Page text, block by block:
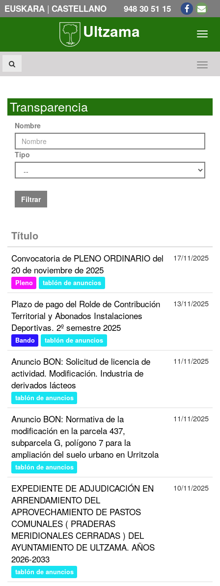
EUSKARA | CASTELLANO 948 30 51 15
Ultzama
Transparencia
Nombre
Tipo
Filtrar
Título
Convocatoria de PLENO ORDINARIO del
20 de noviembre de 2025
Pleno tablón de anuncios
17/11/2025
Plazo de pago del Rolde de Contribución
Territorial y Abonados Instalaciones
Deportivas. 2º semestre 2025
Bando tablón de anuncios
13/11/2025
Anuncio BON: Solicitud de licencia de
actividad. Modificación. Industria de
derivados lácteos
tablón de anuncios
11/11/2025
Anuncio BON: Normativa de la
modificación en la parcela 437,
subparcela G, polígono 7 para la
ampliación del suelo urbano en Urritzola
tablón de anuncios
11/11/2025
EXPEDIENTE DE ADJUDICACIÓN EN
ARRENDAMIENTO DEL
APROVECHAMIENTO DE PASTOS
COMUNALES ( PRADERAS
MERIDIONALES CERRADAS ) DEL
AYUNTAMIENTO DE ULTZAMA. AÑOS
2026-2033
tablón de anuncios
10/11/2025